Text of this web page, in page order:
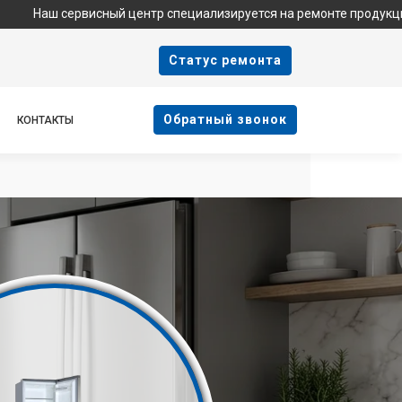
центр специализируется на ремонте продукции Haier
Cтатус ремонта
КОНТАКТЫ Oбратный звонок